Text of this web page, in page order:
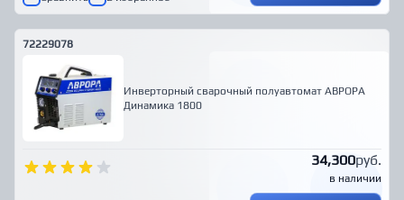
72229078
Инверторный сварочный полуавтомат АВРОРА
Динамика 1800
34,300руб.
в наличии